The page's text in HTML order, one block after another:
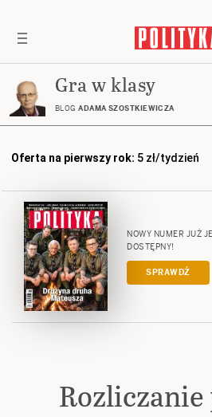
Gra w klasy
BLOG ADAMA SZOSTKIEWICZA
Oferta na pierwszy rok: 5 zł/tydzień
NOWY NUMER JUŻ
DOSTĘPNY!
SPRAWDŹ